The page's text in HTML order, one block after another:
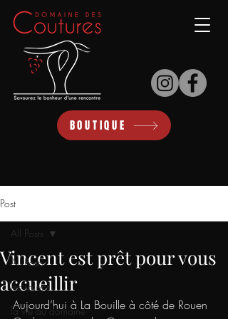
BOUTIQUE
Post
All Posts
les salons
la vie au domaine
All Posts
Vincent est prêt pour vous
accueillir
Aujourd’hui à La Bouille à côté de Rouen